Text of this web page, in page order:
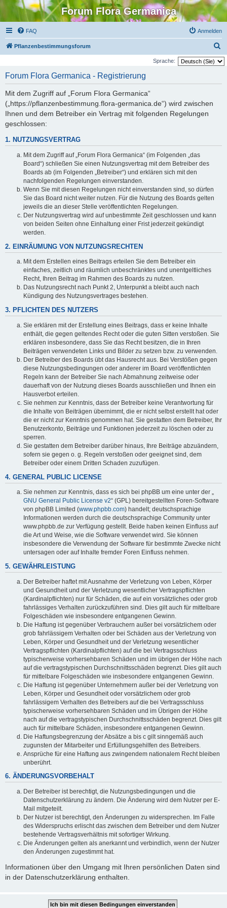
Forum Flora Germanica
FAQ Anmelden
Pflanzenbestimmungsforum
u
Sprache:
Forum Flora Germanica - Registrierung
Mit dem Zugriff auf „Forum Flora Germanica“
(„https://pflanzenbestimmung.flora-germanica.de“) wird zwischen
Ihnen und dem Betreiber ein Vertrag mit folgenden Regelungen
geschlossen:
1. NUTZUNGSVERTRAG
Mit dem Zugriff auf „Forum Flora Germanica“ (im Folgenden „das
Board“) schließen Sie einen Nutzungsvertrag mit dem Betreiber des
Boards ab (im Folgenden „Betreiber“) und erklären sich mit den
nachfolgenden Regelungen einverstanden.
Wenn Sie mit diesen Regelungen nicht einverstanden sind, so dürfen
Sie das Board nicht weiter nutzen. Für die Nutzung des Boards gelten
jeweils die an dieser Stelle veröffentlichten Regelungen.
Der Nutzungsvertrag wird auf unbestimmte Zeit geschlossen und kann
von beiden Seiten ohne Einhaltung einer Frist jederzeit gekündigt
werden.
2. EINRÄUMUNG VON NUTZUNGSRECHTEN
Mit dem Erstellen eines Beitrags erteilen Sie dem Betreiber ein
einfaches, zeitlich und räumlich unbeschränktes und unentgeltliches
Recht, Ihren Beitrag im Rahmen des Boards zu nutzen.
Das Nutzungsrecht nach Punkt 2, Unterpunkt a bleibt auch nach
Kündigung des Nutzungsvertrages bestehen.
3. PFLICHTEN DES NUTZERS
Sie erklären mit der Erstellung eines Beitrags, dass er keine Inhalte
enthält, die gegen geltendes Recht oder die guten Sitten verstoßen. Sie
erklären insbesondere, dass Sie das Recht besitzen, die in Ihren
Beiträgen verwendeten Links und Bilder zu setzen bzw. zu verwenden.
Der Betreiber des Boards übt das Hausrecht aus. Bei Verstößen gegen
diese Nutzungsbedingungen oder anderer im Board veröffentlichten
Regeln kann der Betreiber Sie nach Abmahnung zeitweise oder
dauerhaft von der Nutzung dieses Boards ausschließen und Ihnen ein
Hausverbot erteilen.
Sie nehmen zur Kenntnis, dass der Betreiber keine Verantwortung für
die Inhalte von Beiträgen übernimmt, die er nicht selbst erstellt hat oder
die er nicht zur Kenntnis genommen hat. Sie gestatten dem Betreiber, Ihr
Benutzerkonto, Beiträge und Funktionen jederzeit zu löschen oder zu
sperren.
Sie gestatten dem Betreiber darüber hinaus, Ihre Beiträge abzuändern,
sofern sie gegen o. g. Regeln verstoßen oder geeignet sind, dem
Betreiber oder einem Dritten Schaden zuzufügen.
4. GENERAL PUBLIC LICENSE
Sie nehmen zur Kenntnis, dass es sich bei phpBB um eine unter der „
GNU General Public License v2“ (GPL) bereitgestellten Foren-Software
von phpBB Limited (www.phpbb.com) handelt; deutschsprachige
Informationen werden durch die deutschsprachige Community unter
www.phpbb.de zur Verfügung gestellt. Beide haben keinen Einfluss auf
die Art und Weise, wie die Software verwendet wird. Sie können
insbesondere die Verwendung der Software für bestimmte Zwecke nicht
untersagen oder auf Inhalte fremder Foren Einfluss nehmen.
5. GEWÄHRLEISTUNG
Der Betreiber haftet mit Ausnahme der Verletzung von Leben, Körper
und Gesundheit und der Verletzung wesentlicher Vertragspflichten
(Kardinalpflichten) nur für Schäden, die auf ein vorsätzliches oder grob
fahrlässiges Verhalten zurückzuführen sind. Dies gilt auch für mittelbare
Folgeschäden wie insbesondere entgangenen Gewinn.
Die Haftung ist gegenüber Verbrauchern außer bei vorsätzlichem oder
grob fahrlässigem Verhalten oder bei Schäden aus der Verletzung von
Leben, Körper und Gesundheit und der Verletzung wesentlicher
Vertragspflichten (Kardinalpflichten) auf die bei Vertragsschluss
typischerweise vorhersehbaren Schäden und im übrigen der Höhe nach
auf die vertragstypischen Durchschnittsschäden begrenzt. Dies gilt auch
für mittelbare Folgeschäden wie insbesondere entgangenen Gewinn.
Die Haftung ist gegenüber Unternehmern außer bei der Verletzung von
Leben, Körper und Gesundheit oder vorsätzlichem oder grob
fahrlässigem Verhalten des Betreibers auf die bei Vertragsschluss
typischerweise vorhersehbaren Schäden und im Übrigen der Höhe
nach auf die vertragstypischen Durchschnittsschäden begrenzt. Dies gilt
auch für mittelbare Schäden, insbesondere entgangenen Gewinn.
Die Haftungsbegrenzung der Absätze a bis c gilt sinngemäß auch
zugunsten der Mitarbeiter und Erfüllungsgehilfen des Betreibers.
Ansprüche für eine Haftung aus zwingendem nationalem Recht bleiben
unberührt.
6. ÄNDERUNGSVORBEHALT
Der Betreiber ist berechtigt, die Nutzungsbedingungen und die
Datenschutzerklärung zu ändern. Die Änderung wird dem Nutzer per E-
Mail mitgeteilt.
Der Nutzer ist berechtigt, den Änderungen zu widersprechen. Im Falle
des Widerspruchs erlischt das zwischen dem Betreiber und dem Nutzer
bestehende Vertragsverhältnis mit sofortiger Wirkung.
Die Änderungen gelten als anerkannt und verbindlich, wenn der Nutzer
den Änderungen zugestimmt hat.
Informationen über den Umgang mit Ihren persönlichen Daten sind
in der Datenschutzerklärung enthalten.